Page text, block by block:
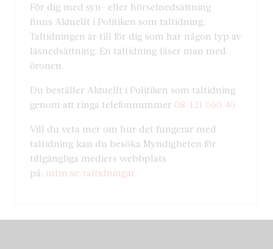
För dig med syn- eller hörselnedsättning
finns Aktuellt i Politiken som taltidning.
Taltidningen är till för dig som har någon typ av
läsnedsättning. En taltidning läser man med
öronen.
Du beställer Aktuellt i Politiken som taltidning
genom att ringa telefonnummer 08-121 060 40
Vill du veta mer om hur det fungerar med
taltidning kan du besöka Myndigheten för
tillgängliga mediers webbplats
på: mtm.se/taltidningar.